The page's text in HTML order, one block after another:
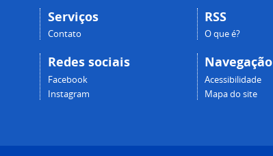
Serviços
Contato
Redes sociais
Facebook
Instagram
RSS
O que é?
Navegação
Acessibilidade
Mapa do site